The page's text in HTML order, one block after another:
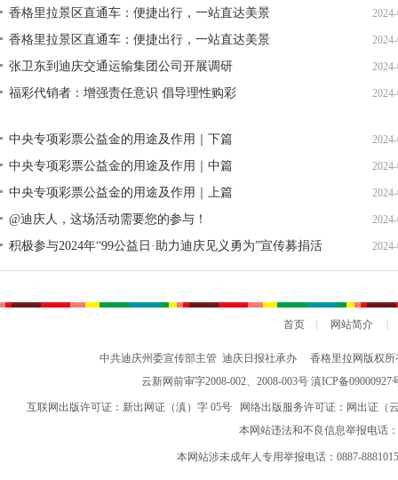
单公示
香格里拉景区直通车：便捷出行，一站直达美景
香格里拉景区直通车：便捷出行，一站直达美景
张卫东到迪庆交通运输集团公司开展调研
福彩代销者：增强责任意识 倡导理性购彩
中央专项彩票公益金的用途及作用｜下篇
中央专项彩票公益金的用途及作用｜中篇
中央专项彩票公益金的用途及作用｜上篇
@迪庆人，这场活动需要您的参与！
积极参与2024年“99公益日·助力迪庆见义勇为”宣传募捐活
动倡议书